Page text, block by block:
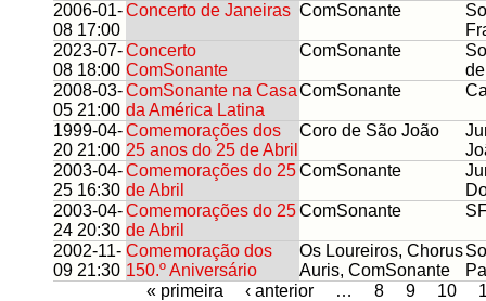
2006-01-
08 17:00
Concerto de Janeiras ComSonante
2023-07-
08 18:00
Concerto
ComSonante
ComSonante
2008-03-
05 21:00
ComSonante na Casa
da América Latina
ComSonante
1999-04-
20 21:00
Comemorações dos
25 anos do 25 de Abril
Coro de São João
2003-04-
25 16:30
Comemorações do 25
de Abril
ComSonante
2003-04-
24 20:30
Comemorações do 25
de Abril
ComSonante
2002-11-
09 21:30
Comemoração dos
150.º Aniversário
Os Loureiros, Chorus
Auris, ComSonante
« primeira
‹ anterior … 8 9 10